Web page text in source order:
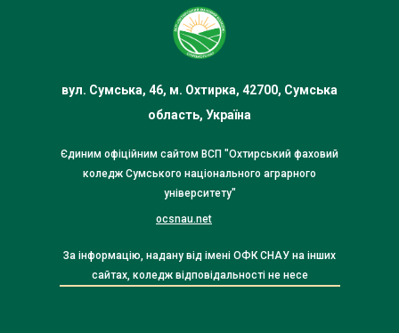
вул. Сумська, 46, м. Охтирка, 42700, Сумська
область, Україна
Єдиним офіційним сайтом ВСП "Охтирський фаховий
коледж Сумського національного аграрного
університету"
ocsnau.net
За інформацію, надану від імені ОФК СНАУ на інших
сайтах, коледж відповідальності не несе